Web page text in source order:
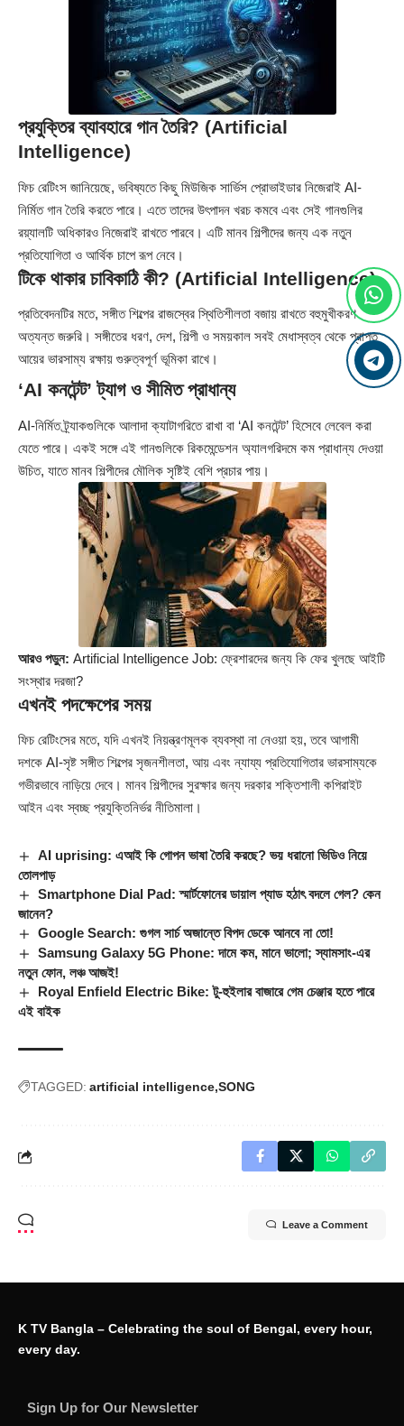
প্রযুক্তির ব্যাবহারে গান তৈরি? (Artificial
Intelligence)
ফিচ রেটিংস জানিয়েছে, ভবিষ্যতে কিছু মিউজিক সার্ভিস প্রোভাইডার নিজেরাই AI-
নির্মিত গান তৈরি করতে পারে। এতে তাদের উৎপাদন খরচ কমবে এবং সেই গানগুলির
রয়্যালটি অধিকারও নিজেরাই রাখতে পারবে। এটি মানব শিল্পীদের জন্য এক নতুন
প্রতিযোগিতা ও আর্থিক চাপে রূপ নেবে।
টিকে থাকার চাবিকাঠি কী? (Artificial Intelligence)
প্রতিবেদনটির মতে, সঙ্গীত শিল্পের রাজস্বের স্থিতিশীলতা বজায় রাখতে বহুমুখীকরণ
অত্যন্ত জরুরি। সঙ্গীতের ধরণ, দেশ, শিল্পী ও সময়কাল সবই মেধাস্বত্ব থেকে প্রাপ্ত
আয়ের ভারসাম্য রক্ষায় গুরুত্বপূর্ণ ভূমিকা রাখে।
‘AI কনটেন্ট’ ট্যাগ ও সীমিত প্রাধান্য
AI-নির্মিত ট্র্যাকগুলিকে আলাদা ক্যাটাগরিতে রাখা বা ‘AI কনটেন্ট’ হিসেবে লেবেল করা
যেতে পারে। একই সঙ্গে এই গানগুলিকে রিকমেন্ডেশন অ্যালগরিদমে কম প্রাধান্য দেওয়া
উচিত, যাতে মানব শিল্পীদের মৌলিক সৃষ্টিই বেশি প্রচার পায়।
আরও পড়ুন: Artificial Intelligence Job: ফ্রেশারদের জন্য কি ফের খুলছে আইটি
সংস্থার দরজা?
এখনই পদক্ষেপের সময়
ফিচ রেটিংসের মতে, যদি এখনই নিয়ন্ত্রণমূলক ব্যবস্থা না নেওয়া হয়, তবে আগামী
দশকে AI-সৃষ্ট সঙ্গীত শিল্পের সৃজনশীলতা, আয় এবং ন্যায্য প্রতিযোগিতার ভারসাম্যকে
গভীরভাবে নাড়িয়ে দেবে। মানব শিল্পীদের সুরক্ষার জন্য দরকার শক্তিশালী কপিরাইট
আইন এবং স্বচ্ছ প্রযুক্তিনির্ভর নীতিমালা।
AI uprising: এআই কি গোপন ভাষা তৈরি করছে? ভয় ধরানো ভিডিও নিয়ে
তোলপাড়
Smartphone Dial Pad: স্মার্টফোনের ডায়াল প্যাড হঠাৎ বদলে গেল? কেন
জানেন?
Google Search: গুগল সার্চ অজান্তে বিপদ ডেকে আনবে না তো!
Samsung Galaxy 5G Phone: দামে কম, মানে ভালো; স্যামসাং-এর
নতুন ফোন, লঞ্চ আজই!
Royal Enfield Electric Bike: টু-হুইলার বাজারে গেম চেঞ্জার হতে পারে
এই বাইক
TAGGED: artificial intelligence SONG
Leave a Comment
K TV Bangla – Celebrating the soul of Bengal, every hour,
every day.
Sign Up for Our Newsletter